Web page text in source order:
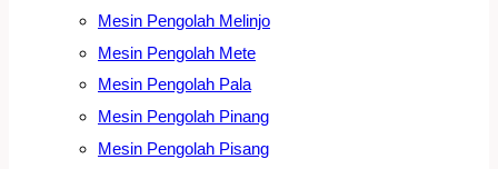
Mesin Pengolah Melinjo
Mesin Pengolah Mete
Mesin Pengolah Pala
Mesin Pengolah Pinang
Mesin Pengolah Pisang